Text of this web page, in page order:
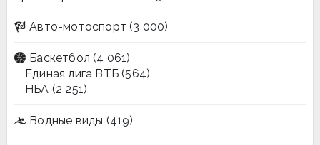
Авто-мотоспорт (3 000)
Баскетбол (4 061)
Единая лига ВТБ (564)
НБА (2 251)
Водные виды (419)